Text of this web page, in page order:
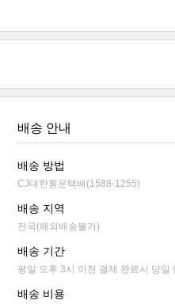
배송 안내
배송 방법
CJ대한통운택배(1588-1255)
배송 지역
전국(해외배송불가)
배송 기간
평일 오후 3시 이전 결제 완료시 당일
배송 비용